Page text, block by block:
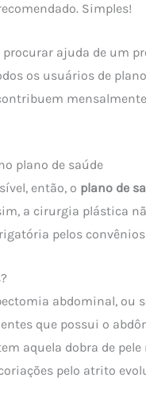
Simples!
procurar ajuda de um
os usuários de
plano de saúde
então, o plano de
a cirurgia plástica
pelos
abdominal, ou
que possui o
aquela dobra de
pelo atrito